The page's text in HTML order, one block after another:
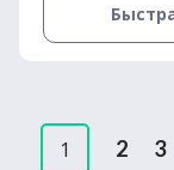
1 2 3